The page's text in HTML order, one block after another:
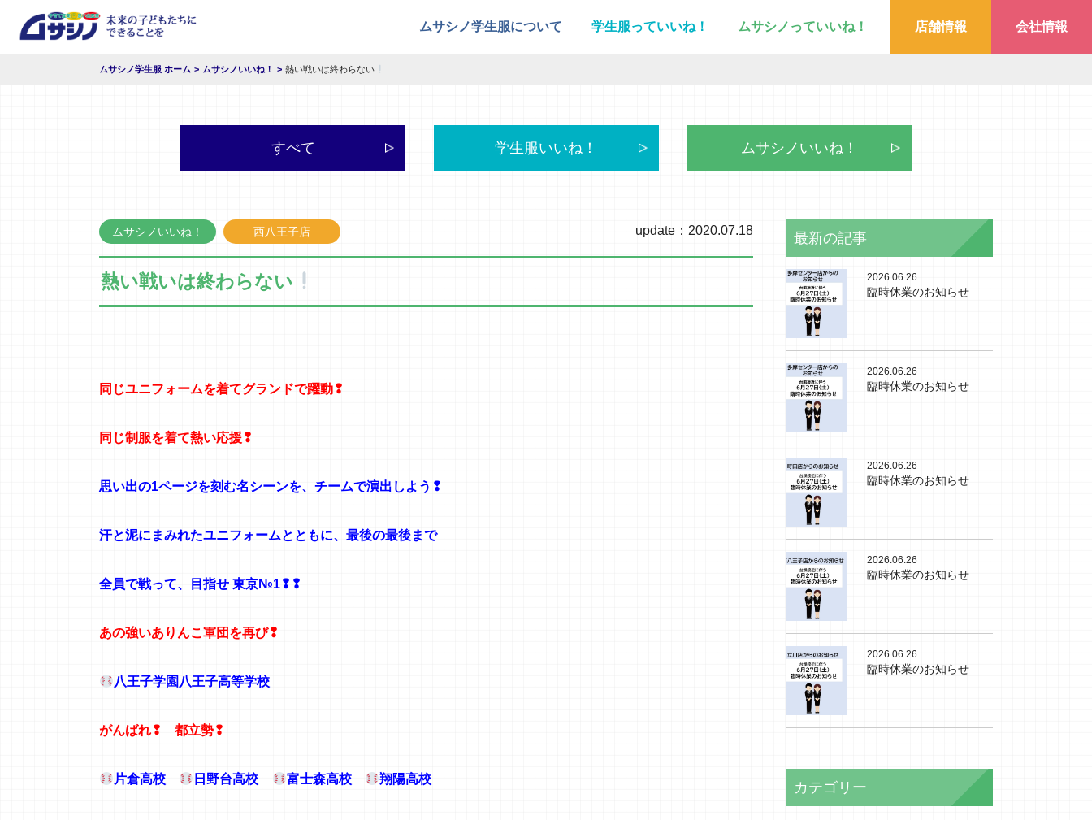
ムサシノ学生服について 学生服っていいね！ ムサシノっていいね！ 店舗情報 会社情報
ムサシノ学生服 ホーム ムサシノいいね！ 熱い戦いは終わらない
すべて 学生服いいね！ ムサシノいいね！
ムサシノいいね！ 西八王子店 update：2020.07.18
熱い戦いは終わらない
同じユニフォームを着てグランドで躍動❢
同じ制服を着て熱い応援❢
思い出の1ページを刻む名シーンを、チームで演出しよう❢
汗と泥にまみれたユニフォームとともに、最後の最後まで
全員で戦って、目指せ 東京№1❢❢
あの強いありんこ軍団を再び❢
八王子学園八王子高等学校
がんばれ❢ 都立勢❢
片倉高校 日野台高校 富士森高校 翔陽高校
最新の記事
2026.06.26
臨時休業のお知らせ
2026.06.26
臨時休業のお知らせ
2026.06.26
臨時休業のお知らせ
2026.06.26
臨時休業のお知らせ
2026.06.26
臨時休業のお知らせ
カテゴリー